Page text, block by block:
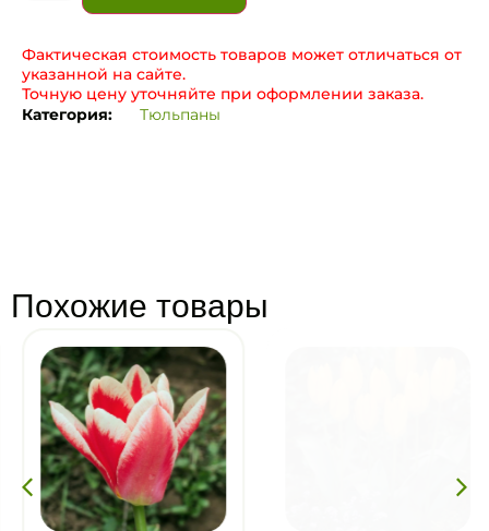
Фактическая стоимость товаров может отличаться от
указанной на сайте.
Точную цену уточняйте при оформлении заказа.
Категория:
Тюльпаны
Похожие товары